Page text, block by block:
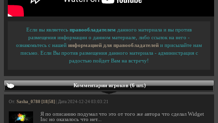
Если вы являетесь правообладателем данного материала и вы против
размещения информации о данном материале, либо ссылок на него -
ознакомьтесь с нашей информацией для правообладателей и присылайте нам
письмо. Если Вы против размещения данного материала - администрация с
радостью пойдет Вам на встречу!
Комментарии игроков (6 шт.)
От: Sasha_0780 [18|58] | Дата 2024-12-24 03:03:21
Я по описанию подумал что это от того же автора что сделал Widget
Inc но оказалось что нет...